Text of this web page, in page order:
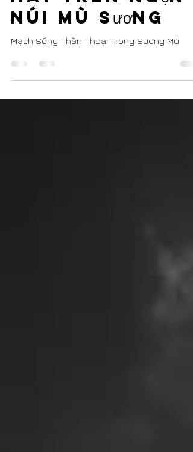
Hát Trên Ngọn
Núi Mù Sương
Mạch Sống Thần Thoại Trong Sương Mù